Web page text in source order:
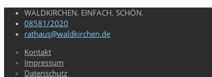
WALDKIRCHEN. EINFACH. SCHÖN.
08581/2020
rathaus@waldkirchen.de
Kontakt
Impressum
Datenschutz